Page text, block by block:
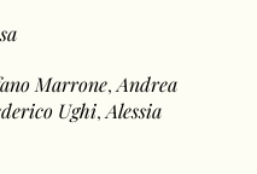
Marrone,Andrea
Ughi,Alessia